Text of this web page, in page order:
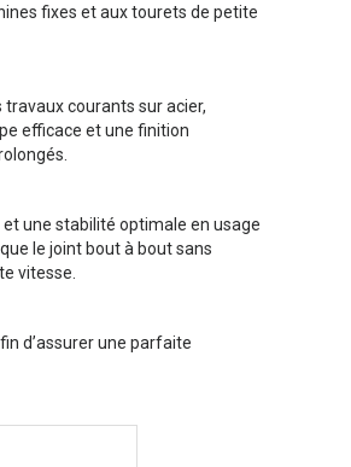
fixes et aux tourets de petite
courants sur acier,
efficace et une finition
une stabilité optimale en usage
le joint bout à bout sans
vitesse.
d’assurer une parfaite